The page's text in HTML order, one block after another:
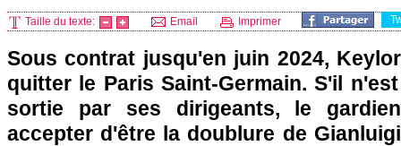
Taille du texte: Email Imprimer
Sous contrat jusqu'en juin 2024,
quitter le Paris Saint-Germain. S'il
sortie par ses dirigeants, le
accepter d'être la doublure de